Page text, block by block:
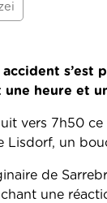
accident
une heure et
vers 7h50
Lisdorf, un
de
une